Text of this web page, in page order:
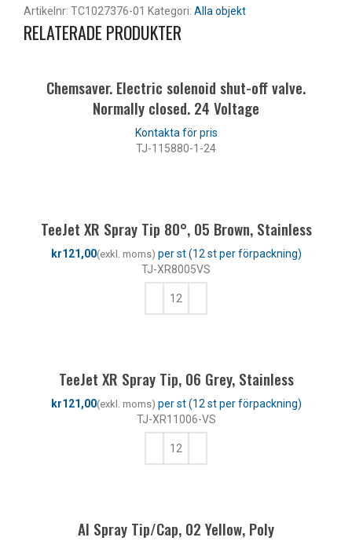
Artikelnr: TC1027376-01 Kategori: Alla objekt
RELATERADE PRODUKTER
Chemsaver. Electric solenoid shut-off valve.
Normally closed. 24 Voltage
TJ-115880-1-24
TeeJet XR Spray Tip 80°, 05 Brown, Stainless
kr
TJ-XR8005VS
TeeJet XR Spray Tip, 06 Grey, Stainless
kr
TJ-XR11006-VS
AI Spray Tip/Cap, 02 Yellow, Poly